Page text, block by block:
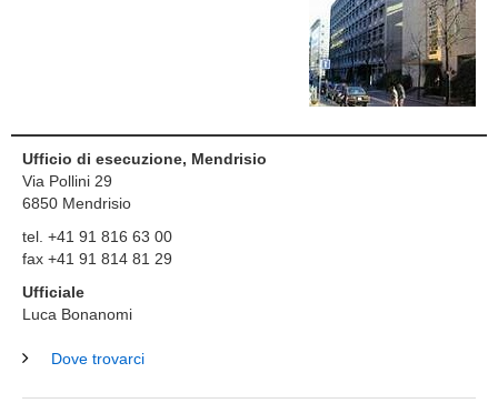
Ufficio di esecuzione, Mendrisio
Via Pollini 29
6850 Mendrisio
tel. +41 91 816 63 00
fax +41 91 814 81 29
Ufficiale
Luca Bonanomi
Dove trovarci